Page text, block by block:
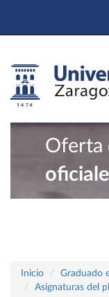
Oferta
Inicio
Graduado
Asignaturas del